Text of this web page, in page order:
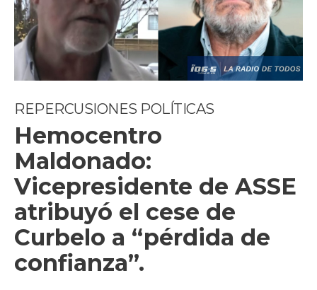
REPERCUSIONES POLÍTICAS
Hemocentro
Maldonado:
Vicepresidente de ASSE
atribuyó el cese de
Curbelo a “pérdida de
confianza”.